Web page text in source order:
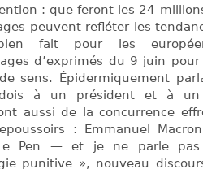
: que feront les 24
peuvent refléter les
fait pour les
d’exprimés du 9 juin
sens. Épidermiquement
à un président et à un
aussi de la concurrence
: Emmanuel
Pen — et je ne parle
punitive », nouveau